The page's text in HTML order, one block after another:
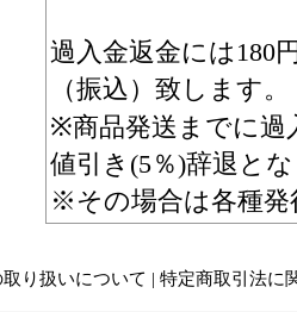
過入金返金には180
（振込）致します。
※商品発送までに過
値引き(5％)辞退と
※その場合は各種発
り扱いについて | 特定商取引法に